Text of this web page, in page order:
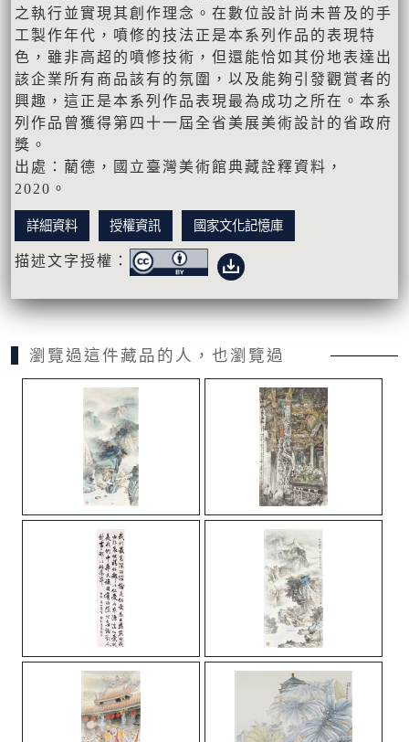
之執行並實現其創作理念。在數位設計尚未普及的手
工製作年代，噴修的技法正是本系列作品的表現特
色，雖非高超的噴修技術，但還能恰如其份地表達出
該企業所有商品該有的氛圍，以及能夠引發觀賞者的
興趣，這正是本系列作品表現最為成功之所在。本系
列作品曾獲得第四十一屆全省美展美術設計的省政府
獎。
出處：藺德，國立臺灣美術館典藏詮釋資料，
2020。
詳細資料 授權資訊 國家文化記憶庫
描述文字授權：
瀏覽過這件藏品的人，也瀏覽過